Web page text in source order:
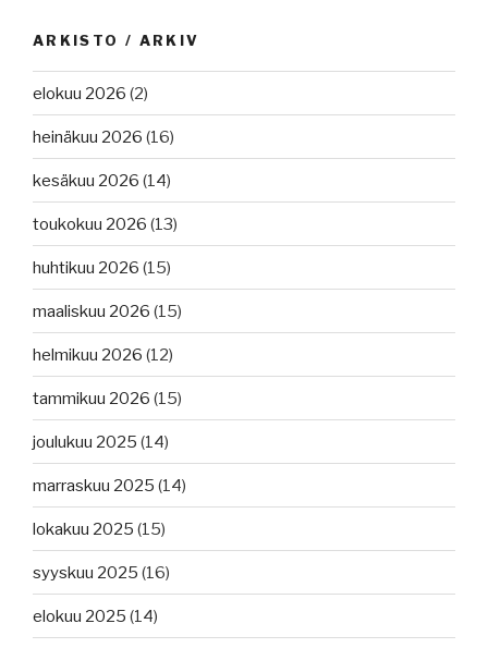
eurooppalaisiin
varustamoihin,
MSC108
ARKISTO / ARKIV
elokuu 2026 (2)
heinäkuu 2026 (16)
kesäkuu 2026 (14)
toukokuu 2026 (13)
huhtikuu 2026 (15)
maaliskuu 2026 (15)
helmikuu 2026 (12)
tammikuu 2026 (15)
joulukuu 2025 (14)
marraskuu 2025 (14)
lokakuu 2025 (15)
syyskuu 2025 (16)
elokuu 2025 (14)